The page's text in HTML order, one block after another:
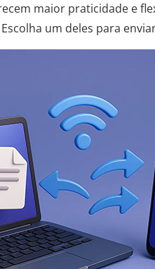
maior praticidade e
um deles para